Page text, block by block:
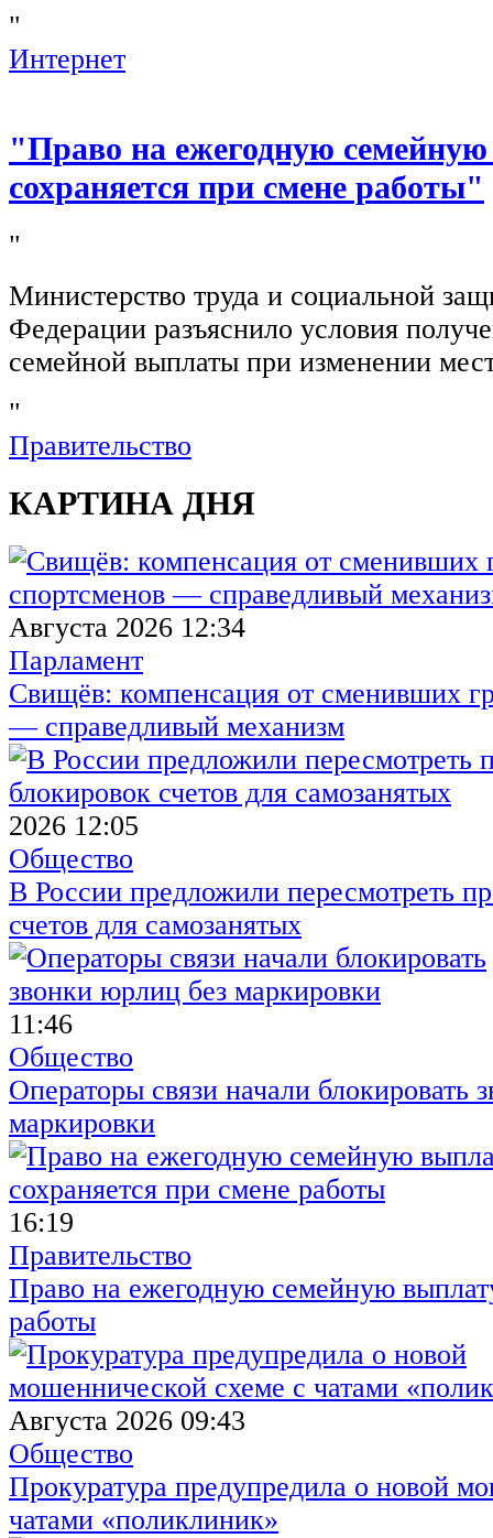
"
Интернет
"Право на ежегодную
сохраняется при смене работы"
"
Министерство труда и социальной
Федерации разъяснило условия
семейной выплаты при изменении
"
Правительство
КАРТИНА ДНЯ
Августа 2026 12:34
Парламент
Свищёв: компенсация от сменивших
— справедливый механизм
2026 12:05
Общество
В России предложили пересмотреть
счетов для самозанятых
11:46
Общество
Операторы связи начали блокировать
маркировки
16:19
Правительство
Право на ежегодную семейную
работы
Августа 2026 09:43
Общество
Прокуратура предупредила о новой
чатами «поликлиник»